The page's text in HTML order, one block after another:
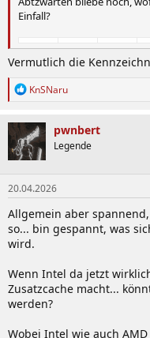
Einfall?
Vermutlich die
R
k
t
i
o
n
e
n
:
KnSNaru
pwnbert
Legende
20.04.2026
Allgemein aber
so... bin gespannt, was
wird.
Wenn Intel da jetzt
Zusatzcache macht...
werden?
Wobei Intel wie auch